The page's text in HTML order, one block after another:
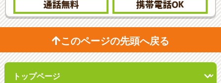
通話無料 携帯電話OK
このページの先頭へ戻る